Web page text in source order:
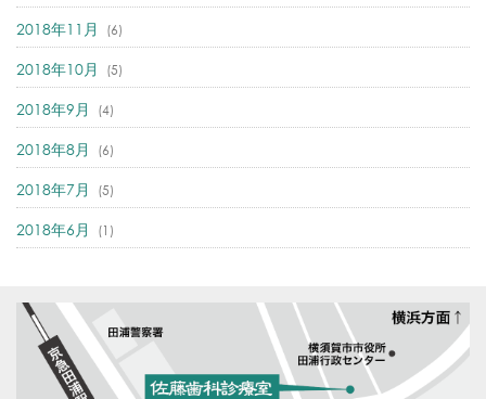
2018年11月 (6)
2018年10月 (5)
2018年9月 (4)
2018年8月 (6)
2018年7月 (5)
2018年6月 (1)